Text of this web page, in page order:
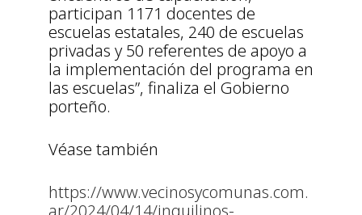
participan 1171 docentes de
escuelas estatales, 240 de escuelas
privadas y 50 referentes de apoyo a
la implementación del programa en
las escuelas”, finaliza el Gobierno
porteño.
Véase también
https://www.vecinosycomunas.com.
ar/2024/04/14/inquilinos-